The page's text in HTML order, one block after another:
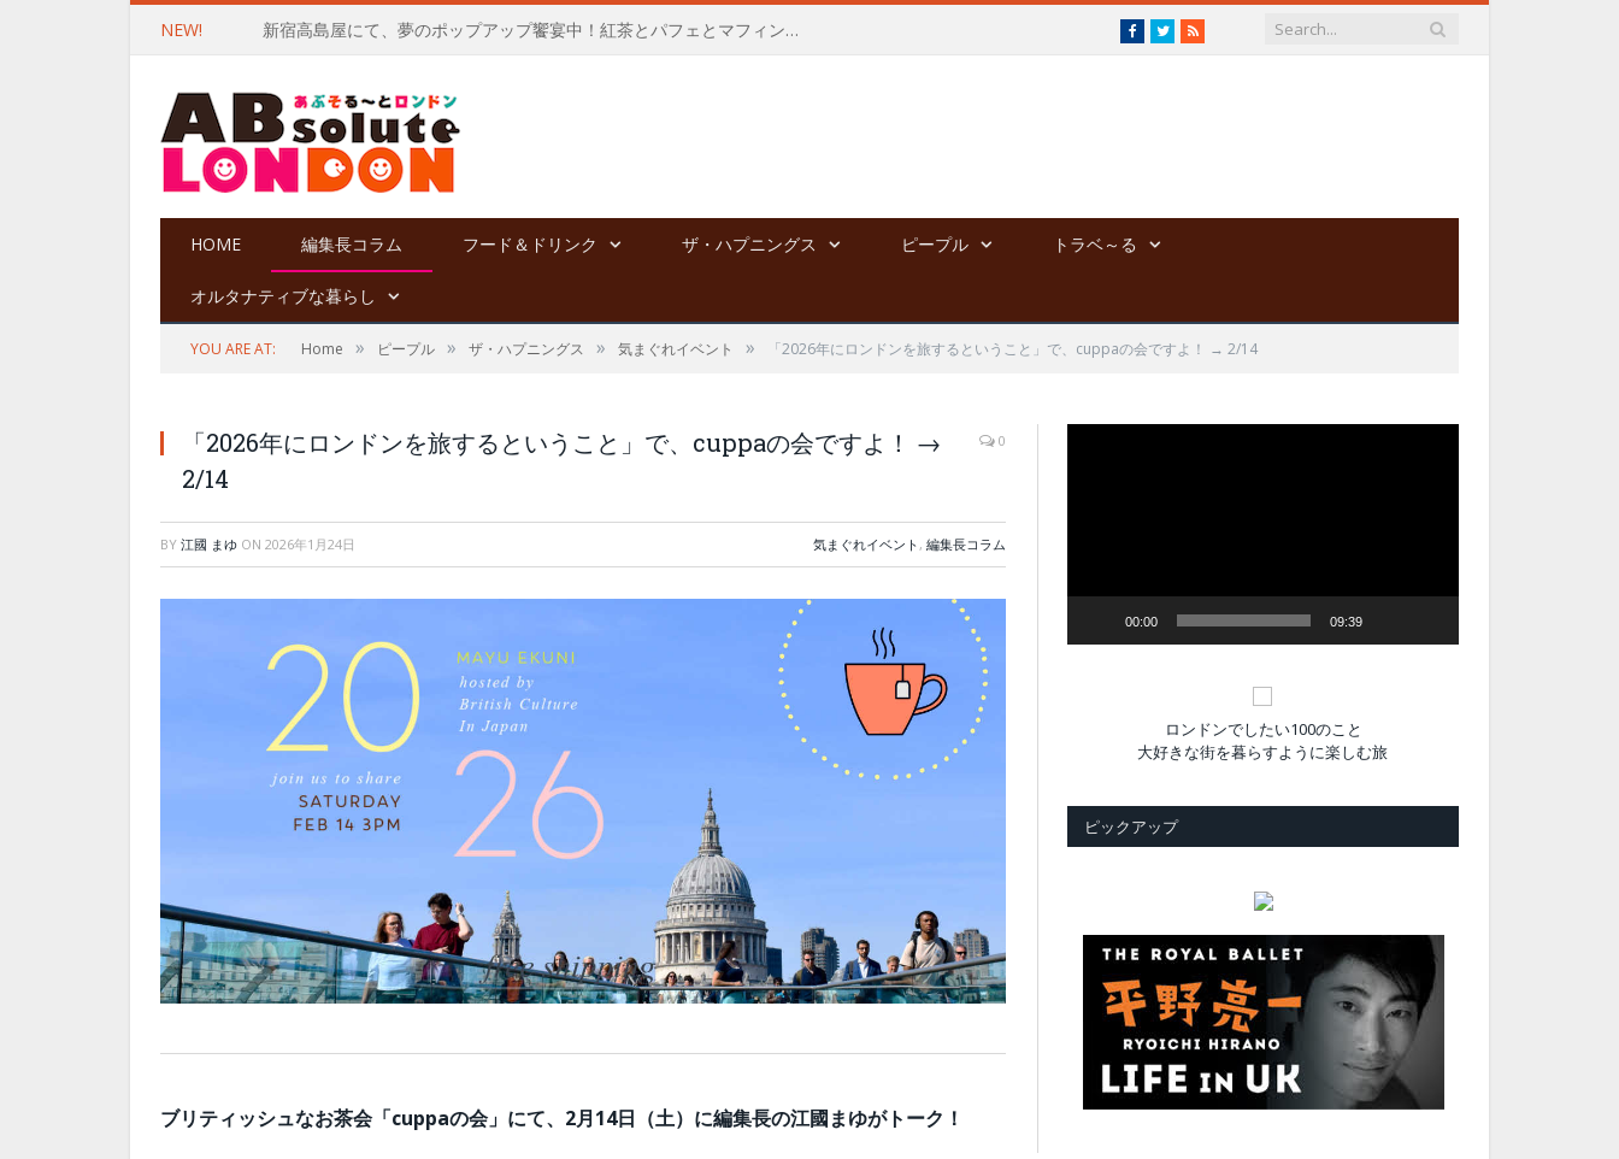
NEW! 新宿高島屋にて、夢のポップアップ饗宴中！紅茶とパフェとマフィンと⭐︎～8/4 Facebook
TwitterRSS
HOME 編集長コラム フード＆ドリンク ザ・ハプニングス ピープル トラベ～る
オルタナティブな暮らし
YOU ARE AT: Home » ピープル » ザ・ハプニングス » 気まぐれイベント » 「2026年にロンドンを旅するということ」で、cuppaの会ですよ！ → 2/14
「2026年にロンドンを旅するということ」で、cuppaの会ですよ！ →
2/14
0
BY 江國 まゆ ON 2026年1月24日 気まぐれイベント , 編集長コラム
ブリティッシュなお茶会「cuppaの会」にて、2月14日（土）に編集長の江國まゆがトーク！
00:00 09:39
ロンドンでしたい100のこと
大好きな街を暮らすように楽しむ旅
ピックアップ